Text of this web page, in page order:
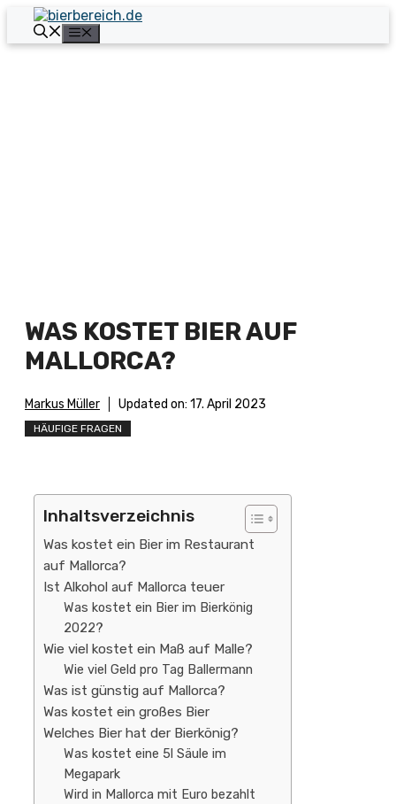
Zum
Inhalt
springen
WAS KOSTET BIER AUF
MALLORCA?
Markus Müller Updated on: 17. April 2023
HÄUFIGE FRAGEN
Inhaltsverzeichnis
Was kostet ein Bier im Restaurant
auf Mallorca?
Ist Alkohol auf Mallorca teuer
Was kostet ein Bier im Bierkönig
2022?
Wie viel kostet ein Maß auf Malle?
Wie viel Geld pro Tag Ballermann
Was ist günstig auf Mallorca?
Was kostet ein großes Bier
Welches Bier hat der Bierkönig?
Was kostet eine 5l Säule im
Megapark
Wird in Mallorca mit Euro bezahlt